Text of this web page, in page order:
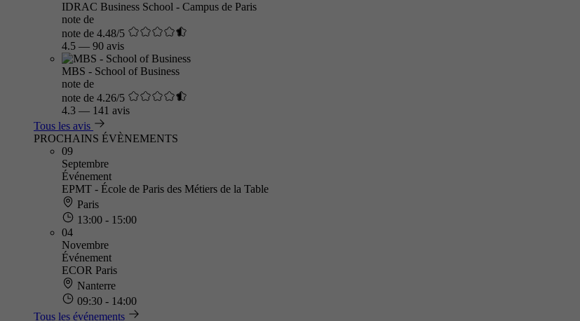
IDRAC Business School - Campus de Paris
note de
note de 4.48/5
4.5 — 90 avis
MBS - School of Business
note de
note de 4.26/5
4.3 — 141 avis
Tous les avis
PROCHAINS ÉVÈNEMENTS
09
Septembre
Événement
EPMT - École de Paris des Métiers de la Table
Paris
13:00 - 15:00
04
Novembre
Événement
ECOR Paris
Nanterre
09:30 - 14:00
Tous les événements